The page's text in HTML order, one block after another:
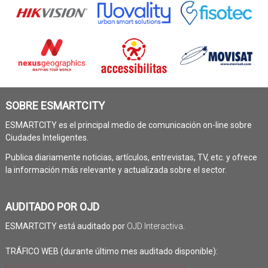
SOBRE ESMARTCITY
ESMARTCITY es el principal medio de comunicación on-line sobre
Ciudades Inteligentes.
Publica diariamente noticias, artículos, entrevistas, TV, etc. y ofrece
la información más relevante y actualizada sobre el sector.
AUDITADO POR OJD
ESMARTCITY está auditado por OJD Interactiva
TRÁFICO WEB (durante último mes auditado disponible):